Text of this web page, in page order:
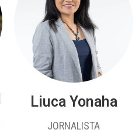
Liuca Yonaha
JORNALISTA